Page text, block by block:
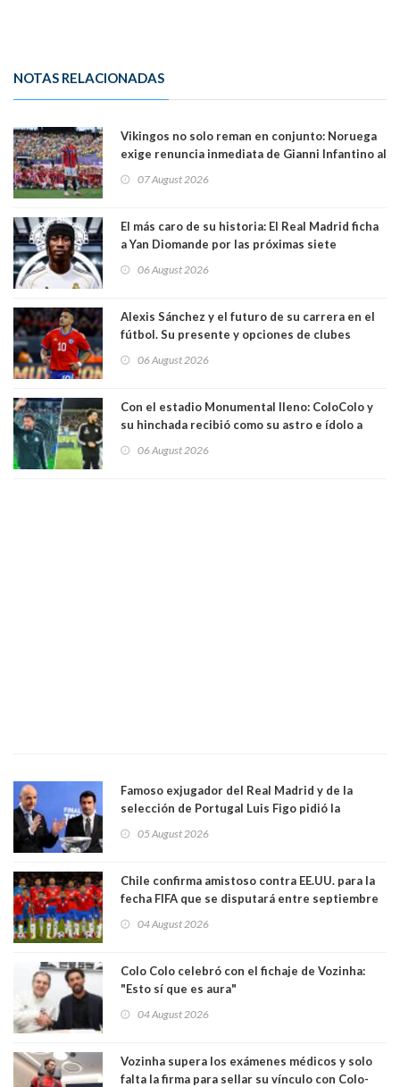
NOTAS RELACIONADAS
Vikingos no solo reman en conjunto: Noruega
exige renuncia inmediata de Gianni Infantino al
07 August 2026
El más caro de su historia: El Real Madrid ficha
a Yan Diomande por las próximas siete
06 August 2026
Alexis Sánchez y el futuro de su carrera en el
fútbol. Su presente y opciones de clubes
06 August 2026
Con el estadio Monumental lleno: ColoColo y
su hinchada recibió como su astro e ídolo a
06 August 2026
Famoso exjugador del Real Madrid y de la
selección de Portugal Luis Figo pidió la
comportamiento más bajo y cobarde que he
05 August 2026
Chile confirma amistoso contra EE.UU. para la
fecha FIFA que se disputará entre septiembre
04 August 2026
Colo Colo celebró con el fichaje de Vozinha:
"Esto sí que es aura"
04 August 2026
Vozinha supera los exámenes médicos y solo
falta la firma para sellar su vínculo con Colo-